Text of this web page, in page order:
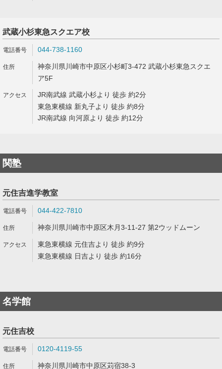
武蔵小杉東急スクエア校
044-738-1160
神奈川県川崎市中原区小杉町3-472 武蔵小杉東急スクエ
ア5F
JR南武線 武蔵小杉より 徒歩 約2分
東急東横線 新丸子より 徒歩 約8分
JR南武線 向河原より 徒歩 約12分
関塾
元住吉進学教室
044-422-7810
神奈川県川崎市中原区木月3-11-27 第2ウッドムーン
東急東横線 元住吉より 徒歩 約9分
東急東横線 日吉より 徒歩 約16分
名学館
元住吉校
0120-4119-55
神奈川県川崎市中原区苅宿38-3